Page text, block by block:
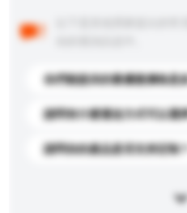
你們能提供的最優惠價格是
請問有什麼運送方式可以選
請問你的產品是否支持定制？